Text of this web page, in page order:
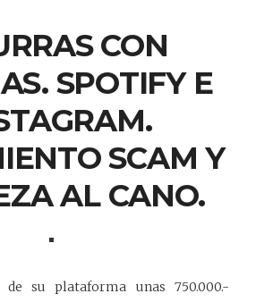
CON
SPOTIFY E
SCAM Y
AL CANO.
su plataforma unas 750.000.-